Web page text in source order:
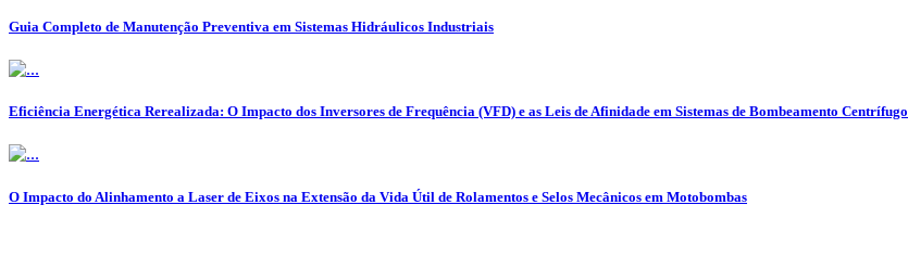
Guia Completo de Manutenção Preventiva em Sistemas Hidráulicos Industriais
Eficiência Energética Rerealizada: O Impacto dos Inversores de Frequência (VFD) e as Leis de Afinidade em Sistemas de Bombeamento Centrífugo
O Impacto do Alinhamento a Laser de Eixos na Extensão da Vida Útil de Rolamentos e Selos Mecânicos em Motobombas